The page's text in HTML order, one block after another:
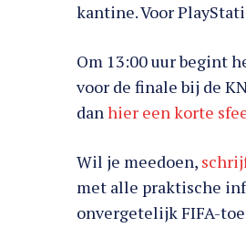
kantine. Voor
Om 13:00 uur begint
voor de finale bij de
danhier een korte
Wil je meedoen,
met alle praktische
onvergetelijk FIFA-